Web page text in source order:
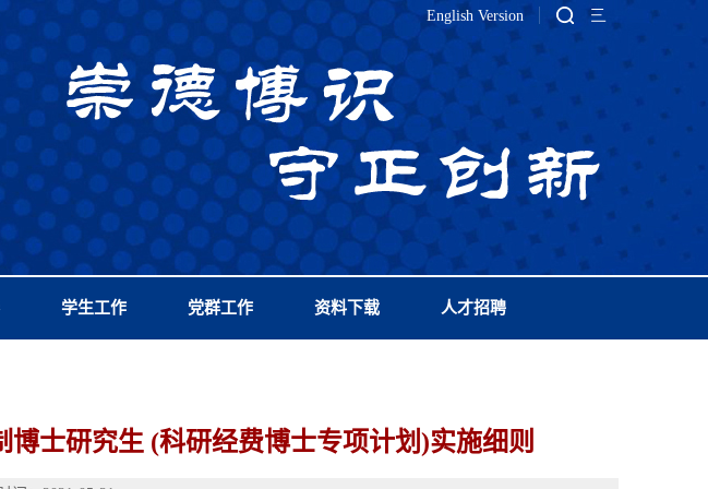
English Version
学生工作 党群工作 资料下载 人才招聘
士研究生 (科研经费博士专项计划)实施细则